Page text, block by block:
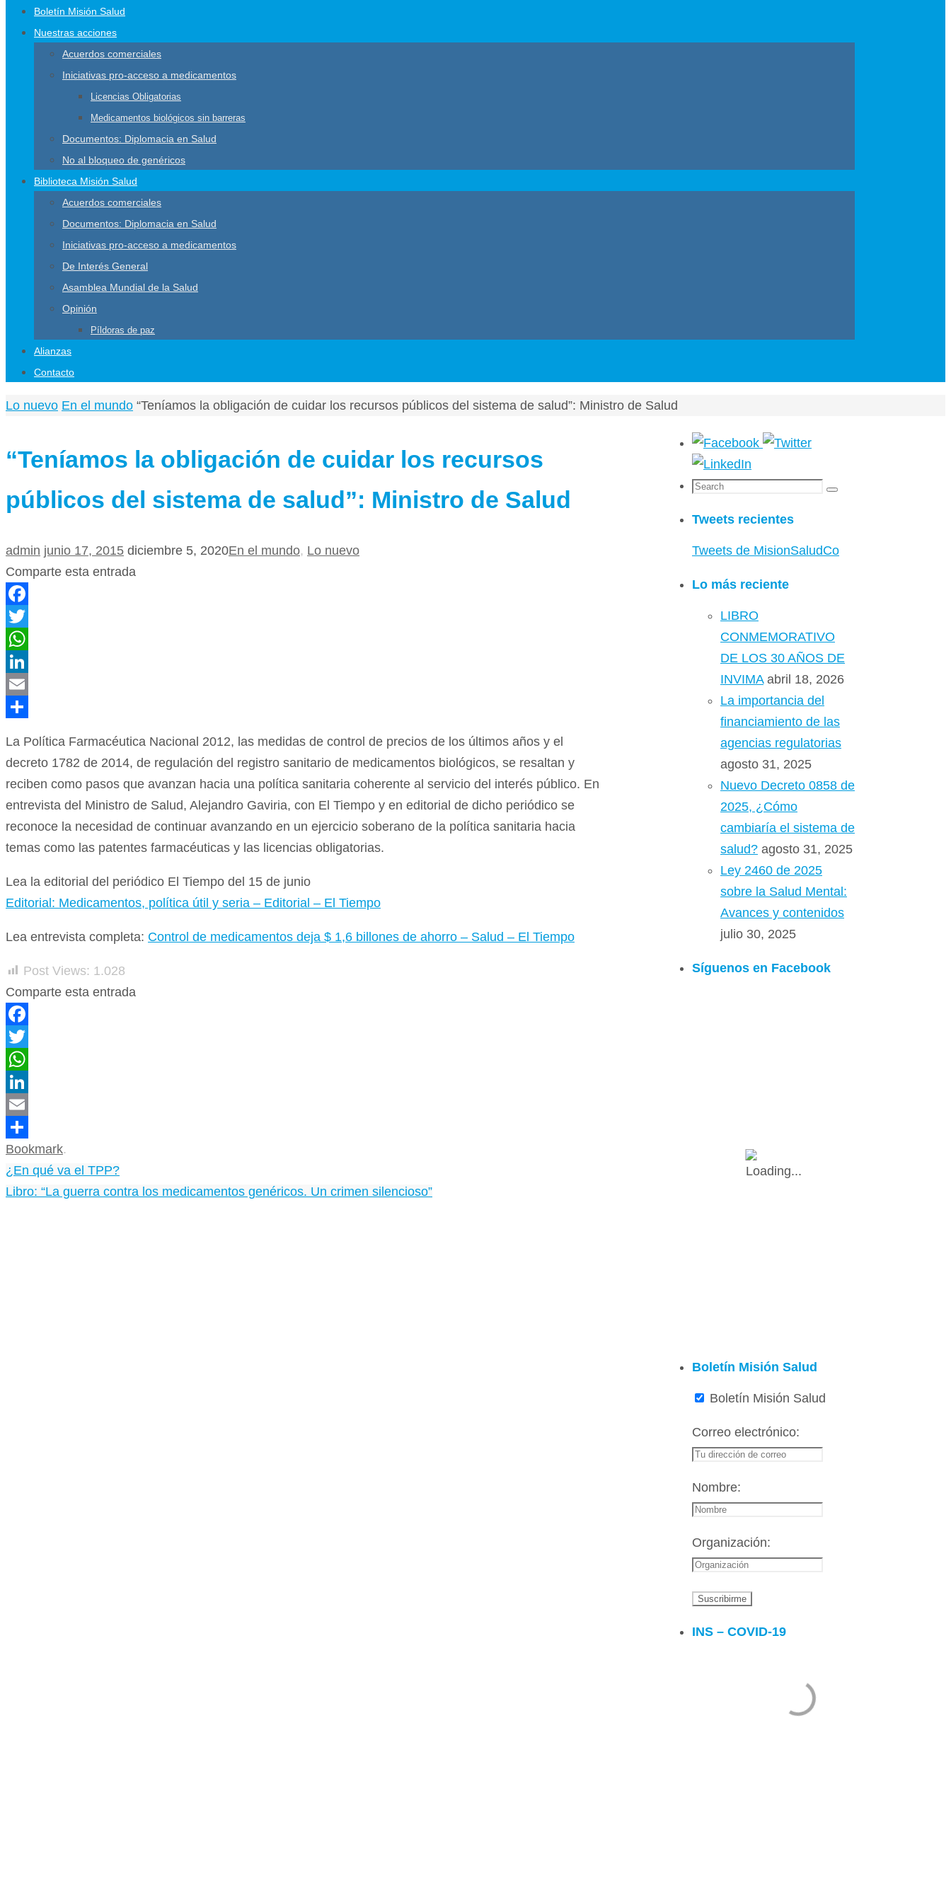
Boletín Misión Salud
Nuestras acciones
Acuerdos comerciales
Iniciativas pro-acceso a medicamentos
Licencias Obligatorias
Medicamentos biológicos sin barreras
Documentos: Diplomacia en Salud
No al bloqueo de genéricos
Biblioteca Misión Salud
Acuerdos comerciales
Documentos: Diplomacia en Salud
Iniciativas pro-acceso a medicamentos
De Interés General
Asamblea Mundial de la Salud
Opinión
Píldoras de paz
Alianzas
Contacto
Home
Lo nuevo En el mundo “Teníamos la obligación de cuidar los recursos públicos del sistema de salud”: Ministro de Salud
“Teníamos la obligación de cuidar los recursos
públicos del sistema de salud”: Ministro de Salud
admin junio 17, 2015 diciembre 5, 2020En el mundo, Lo nuevo
Comparte esta entrada
Facebook
Twitter
WhatsApp
LinkedIn
Email
La Política Farmacéutica Nacional 2012, las medidas de control de precios de los últimos años y el
decreto 1782 de 2014, de regulación del registro sanitario de medicamentos biológicos, se resaltan y
reciben como pasos que avanzan hacia una política sanitaria coherente al servicio del interés público. En
entrevista del Ministro de Salud, Alejandro Gaviria, con El Tiempo y en editorial de dicho periódico se
reconoce la necesidad de continuar avanzando en un ejercicio soberano de la política sanitaria hacia
temas como las patentes farmacéuticas y las licencias obligatorias.
Lea la editorial del periódico El Tiempo del 15 de junio
Editorial: Medicamentos, política útil y seria – Editorial – El Tiempo
Lea entrevista completa: Control de medicamentos deja $ 1,6 billones de ahorro – Salud – El Tiempo
Post Views: 1.028
Comparte esta entrada
Facebook
Twitter
WhatsApp
LinkedIn
Email
Compartir
Bookmark.
¿En qué va el TPP?
Libro: “La guerra contra los medicamentos genéricos. Un crimen silencioso”
Search
Search
Tweets recientes
Tweets de MisionSaludCo
Lo más reciente
LIBRO
CONMEMORATIVO
DE LOS 30 AÑOS DE
INVIMA abril 18, 2026
La importancia del
financiamiento de las
agencias regulatorias
agosto 31, 2025
Nuevo Decreto 0858 de
2025, ¿Cómo
cambiaría el sistema de
salud? agosto 31, 2025
Ley 2460 de 2025
sobre la Salud Mental:
Avances y contenidos
julio 30, 2025
Síguenos en Facebook
Boletín Misión Salud
Boletín Misión Salud
Correo electrónico:
Nombre:
Organización:
INS – COVID-19